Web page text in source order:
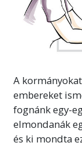
A
embereket
fognánk egy-
elmondanák
és ki mondta